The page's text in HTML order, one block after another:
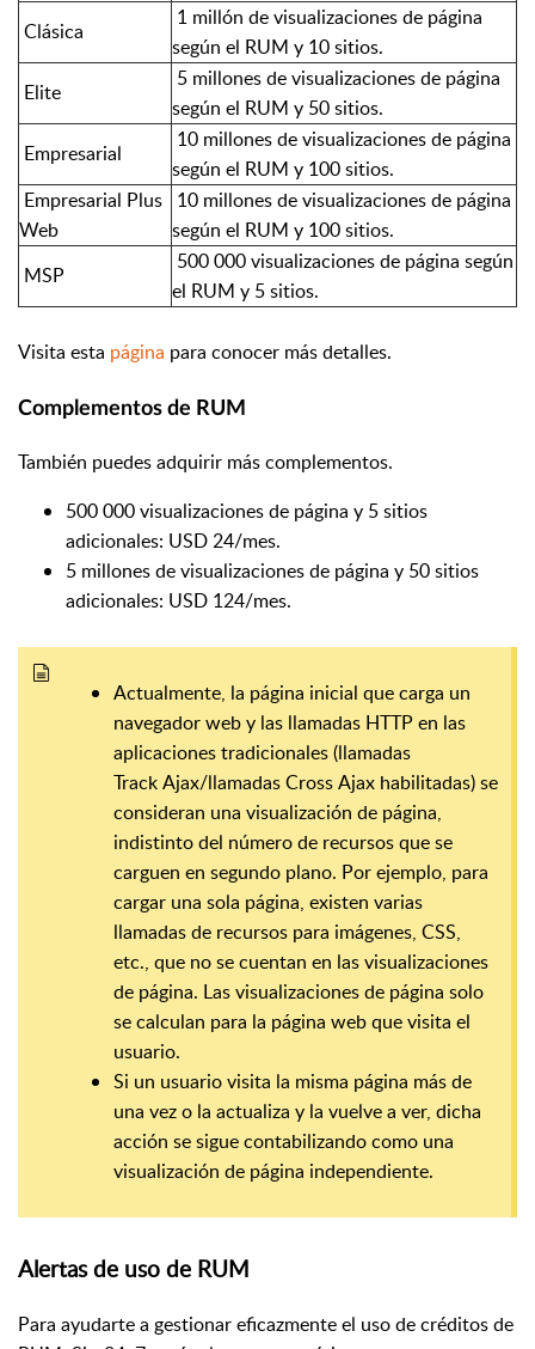
Clásica
1 millón de visualizaciones de página
según el RUM y 10 sitios.
Elite
5 millones de visualizaciones de página
según el RUM y 50 sitios.
Empresarial
10 millones de visualizaciones de página
según el RUM y 100 sitios.
Empresarial Plus
Web
10 millones de visualizaciones de página
según el RUM y 100 sitios.
MSP
500 000 visualizaciones de página según
el RUM y 5 sitios.
Visita esta página para conocer más detalles.
Complementos de RUM
También puedes adquirir más complementos.
500 000 visualizaciones de página y 5 sitios
adicionales: USD 24/mes.
5 millones de visualizaciones de página y 50 sitios
adicionales: USD 124/mes.
Actualmente, la página inicial que carga un
navegador web y las llamadas HTTP en las
aplicaciones tradicionales (llamadas
Track Ajax/llamadas Cross Ajax habilitadas) se
consideran una visualización de página,
indistinto del número de recursos que se
carguen en segundo plano. Por ejemplo, para
cargar una sola página, existen varias
llamadas de recursos para imágenes, CSS,
etc., que no se cuentan en las visualizaciones
de página. Las visualizaciones de página solo
se calculan para la página web que visita el
usuario.
Si un usuario visita la misma página más de
una vez o la actualiza y la vuelve a ver, dicha
acción se sigue contabilizando como una
visualización de página independiente.
Alertas de uso de RUM
Para ayudarte a gestionar eficazmente el uso de créditos de